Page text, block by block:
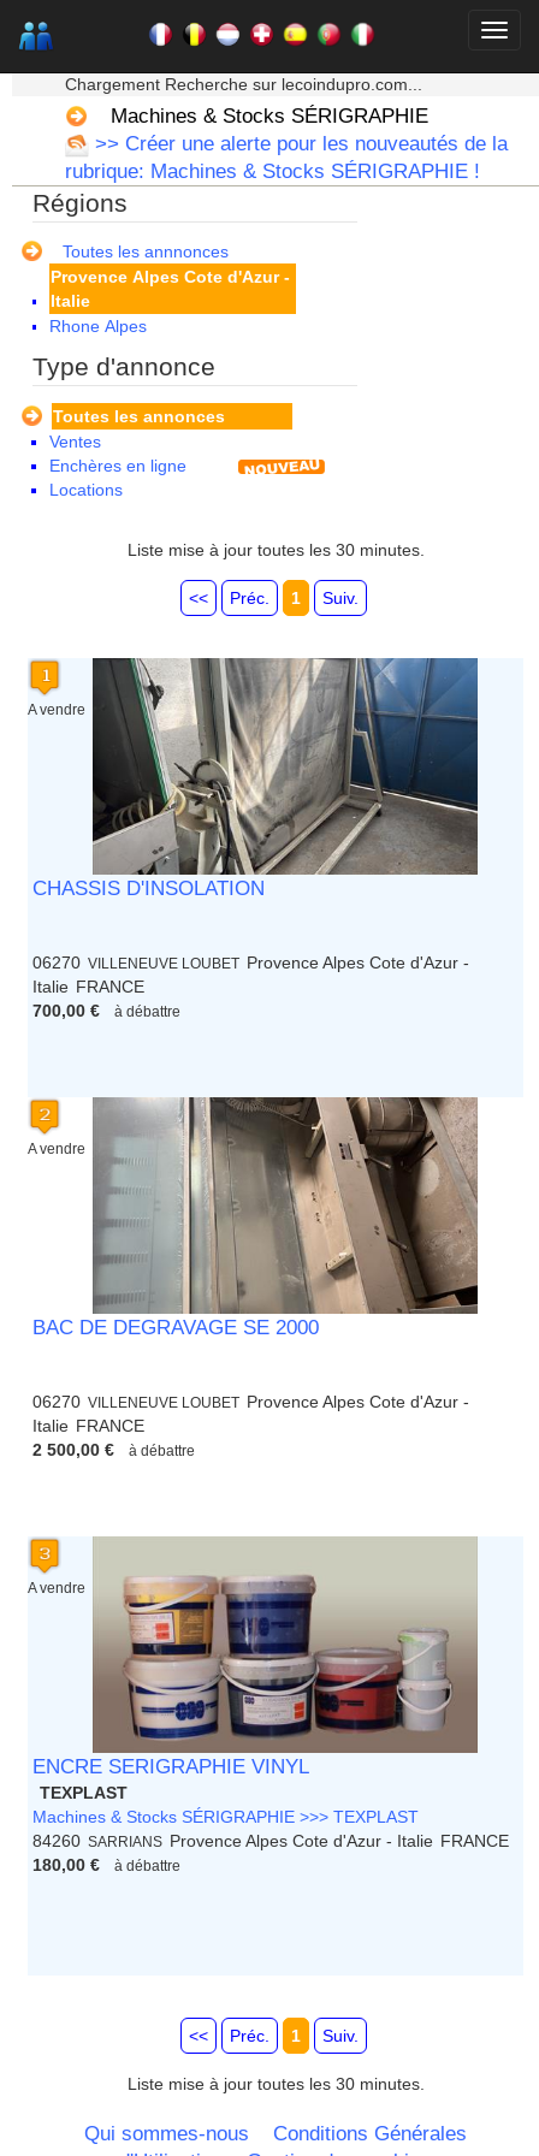
Chargement Recherche sur lecoindupro.com...
Machines & Stocks SÉRIGRAPHIE
>> Créer une alerte pour les nouveautés de la
rubrique: Machines & Stocks SÉRIGRAPHIE !
Régions
Toutes les annnonces
Martinique
Midi Pyrenees - Espagne -
Portugal
Nord Pas de Calais - Belgique -
Pays Bas
Pays de la Loire
Picardie
Poitou Charentes
Principauté de Monaco
Provence Alpes Cote d'Azur -
Italie
Rhone Alpes
Type d'annonce
Toutes les annonces
Ventes
Enchères en ligne
Locations
Liste mise à jour toutes les 30 minutes.
<< Préc. 1 Suiv.
A vendre
CHASSIS D'INSOLATION
06270 VILLENEUVE LOUBET Provence Alpes Cote d'Azur -
Italie FRANCE
700,00 €
à débattre
A vendre
BAC DE DEGRAVAGE SE 2000
06270 VILLENEUVE LOUBET Provence Alpes Cote d'Azur -
Italie FRANCE
2 500,00 €
à débattre
A vendre
ENCRE SERIGRAPHIE VINYL
TEXPLAST
Machines & Stocks SÉRIGRAPHIE >>> TEXPLAST
84260 SARRIANS Provence Alpes Cote d'Azur - Italie FRANCE
180,00 €
à débattre
<< Préc. 1 Suiv.
Liste mise à jour toutes les 30 minutes.
Qui sommes-nous
Conditions Générales